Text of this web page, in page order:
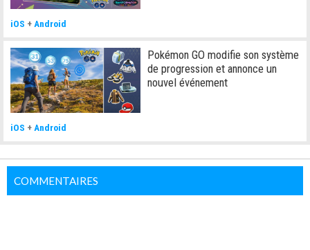
iOS + Android
Pokémon GO modifie son système
de progression et annonce un
nouvel événement
iOS +Android
COMMENTAIRES